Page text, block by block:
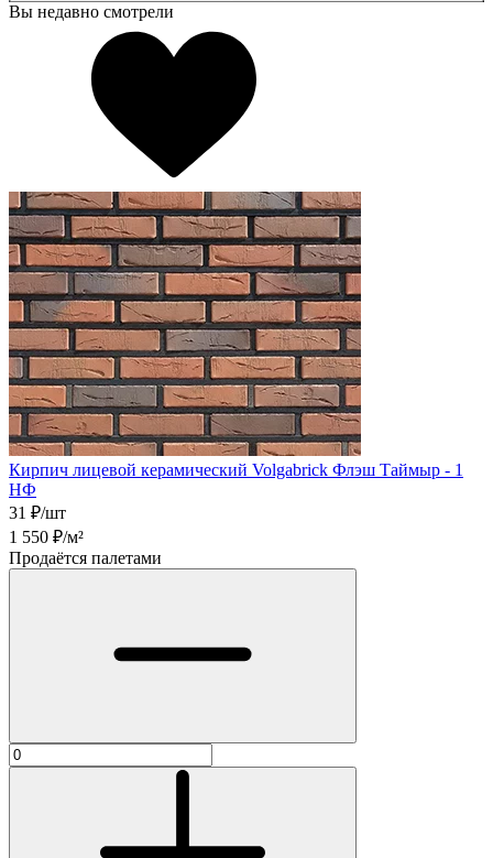
Вы недавно смотрели
Кирпич лицевой керамический Volgabrick Флэш Таймыр - 1
НФ
31 ₽/шт
1 550 ₽/м²
Продаётся палетами